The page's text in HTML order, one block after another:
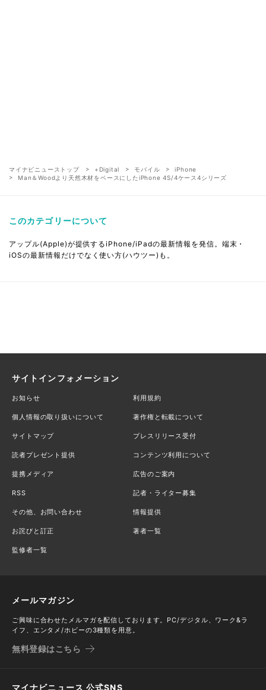
マイナビニューストップ +Digital モバイル
iPhone
Man＆Woodより天然木材をベースにしたiPhone 4S/4ケース4シリーズ
このカテゴリーについて
アップル(Apple)が提供するiPhone/iPadの最新情報を発信。端末・
iOSの最新情報だけでなく使い方(ハウツー)も。
サイトインフォメーション
お知らせ 利用規約
個人情報の取り扱いについて 著作権と転載について
サイトマップ プレスリリース受付
読者プレゼント提供 コンテンツ利用について
提携メディア 広告のご案内
RSS 記者・ライター募集
その他、お問い合わせ 情報提供
お詫びと訂正 著者一覧
監修者一覧
メールマガジン
ご興味に合わせたメルマガを配信しております。PC/デジタル、ワーク&ラ
イフ、エンタメ/ホビーの3種類を用意。
無料登録はこちら
マイナビニュース 公式SNS